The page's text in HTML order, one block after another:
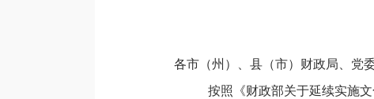
各市（州）、县（市）财政局、党
按照《财政部关于延续实施